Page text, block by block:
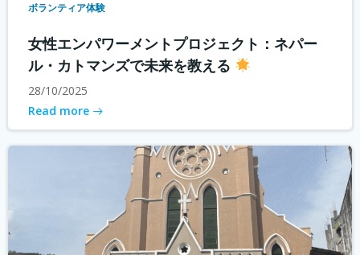
ボランティア体験
女性エンパワーメントプロジェクト：ネパー
ル・カトマンズで未来を教える
28/10/2025
Read more